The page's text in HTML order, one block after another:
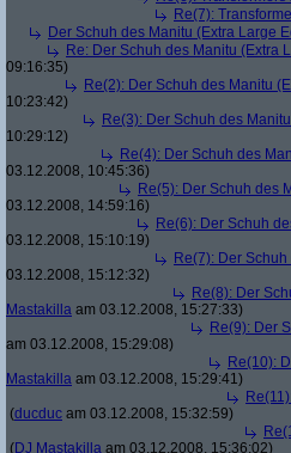
Re(7):
Der Schuh des Manitu (Extra Large
Re: Der Schuh des Manitu (Extra
09:16:35)
Re(2): Der Schuh des Manitu
10:23:42)
Re(3): Der Schuh des
10:29:12)
Re(4): Der Schuh des
03.12.2008, 10:45:36)
Re(5): Der Schuh des
03.12.2008, 14:59:16)
Re(6): Der Schuh
03.12.2008, 15:10:19)
Re(7): Der
03.12.2008, 15:12:32)
Re(8): Der
Mastakilla am 03.12.2008, 15:27:33)
Re(9): Der
am 03.12.2008, 15:29:08)
Re(10):
Mastakilla am 03.12.2008, 15:29:41)
(ducduc am 03.12.2008, 15:32:59)
(DJ Mastakilla am 03.12.2008, 15:36:02)